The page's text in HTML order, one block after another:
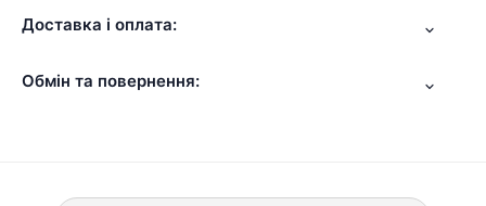
Доставка і оплата:
Обмін та повернення: